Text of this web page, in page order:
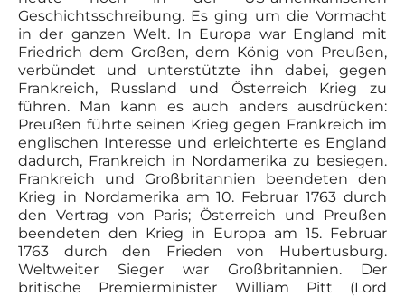
Geschichtsschreibung. Es ging um die Vormacht
in der ganzen Welt. In Europa war England mit
Friedrich dem Großen, dem König von Preußen,
verbündet und unterstützte ihn dabei, gegen
Frankreich, Russland und Österreich Krieg zu
führen. Man kann es auch anders ausdrücken:
Preußen führte seinen Krieg gegen Frankreich im
englischen Interesse und erleichterte es England
dadurch, Frankreich in Nordamerika zu besiegen.
Frankreich und Großbritannien beendeten den
Krieg in Nordamerika am 10. Februar 1763 durch
den Vertrag von Paris; Österreich und Preußen
beendeten den Krieg in Europa am 15. Februar
1763 durch den Frieden von Hubertusburg.
Weltweiter Sieger war Großbritannien. Der
britische Premierminister William Pitt (Lord